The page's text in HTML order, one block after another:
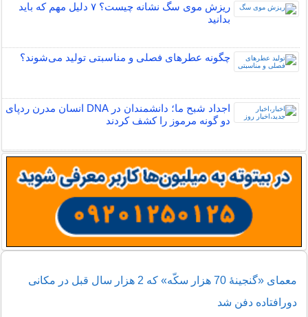
ریزش موی سگ نشانه چیست؟ ۷ دلیل مهم که باید
بدانید
چگونه عطرهای فصلی و مناسبتی تولید می‌شوند؟
اجداد شبح ما؛ دانشمندان در DNA انسان مدرن ردپای
دو گونه مرموز را کشف کردند
معمای «گنجینۀ 70 هزار سکّه‌» که 2 هزار سال قبل در مکانی
دورافتاده دفن شد